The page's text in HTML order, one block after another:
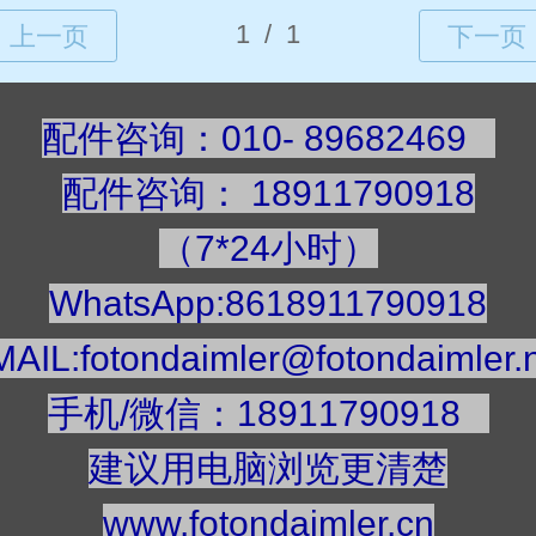
配件咨询：010- 89682469
配件咨询 ： 18911790918
（7*24小时）
WhatsApp:8618911790918
手机/微信：18911790918
建议用电脑浏览更清楚
www.fotondaimler.cn